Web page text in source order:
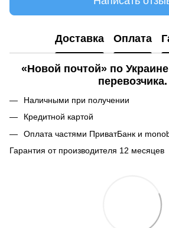
Доставка Оплата
«Новой почтой» по
перевозчика.
Наличными при получении
Кредитной картой
Оплата частями ПриватБанк и
Гарантия от производителя 12 месяцев